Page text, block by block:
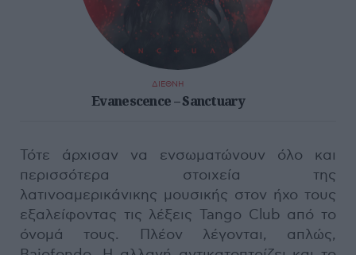
ΔΙΕΘΝΗ
Evanescence – Sanctuary
Τότε άρχισαν να ενσωματώνουν όλο και
περισσότερα στοιχεία της
λατινοαμερικάνικης μουσικής στον ήχο τους
εξαλείφοντας τις λέξεις Tango Club από το
όνομά τους. Πλέον λέγονται, απλώς,